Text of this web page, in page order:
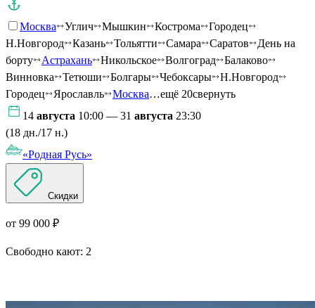
Москва Углич Мышкин Кострома
Городец
Н.Новгород
Казань Тольятти Самара Саратов
День на
борту
Астрахань Никольское Волгоград
Балаково
Винновка
Тетюши Болгары Чебоксары
Н.Новгород
Городец
Ярославль Москва…ещё 20свернуть
14 августа 10:00 — 31 августа 23:30
(18 дн./17 н.)
«Родная Русь»
Скидки
от 99 000 ₽
Свободно кают: 2